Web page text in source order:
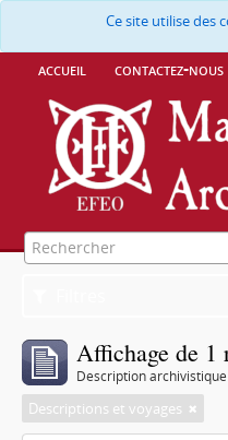
Ce site utilise des
accueil contactez-nous
Affichage de 1
Description archivistique
Descriptions et voyages